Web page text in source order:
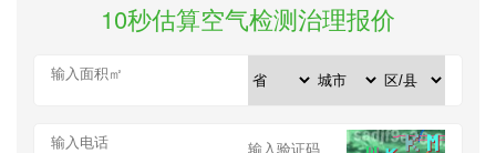
10秒估算空气检测治理报价